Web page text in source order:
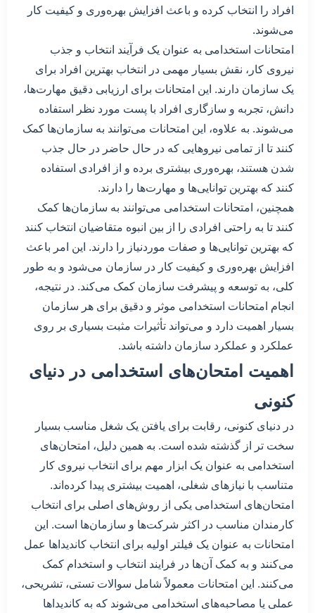
افراد را انتخاب کرده و باعث افزایش بهره‌وری و کیفیت کار
می‌شوند.
امتحانات استخدامی به عنوان یک فرآیند انتخاب و جذب
نیروی کار، نقش بسیار مهمی در انتخاب بهترین افراد برای
یک سازمان دارند. این امتحانات برای ارزیابی دقیق مهارت‌ها،
دانش، تجربه و سازگاری افراد با پست مورد نظر استفاده
می‌شوند. به علاوه، این امتحانات می‌توانند به سازمان‌ها کمک
کنند تا از تمامی نیروهایی که در حال حاضر در حال جذب
شدن هستند، بهره‌وری بیشتری برده و از افرادی استفاده
کنند که بهترین توانایی‌ها و مهارت‌ها را دارند.
همچنین، امتحانات استخدامی می‌توانند به سازمان‌ها کمک
کنند تا به راحتی افرادی را از بین انبوه متقاضیان انتخاب کنند
که بهترین توانایی‌ها و صفات موردنیاز را دارند. این امر باعث
افزایش بهره‌وری و کیفیت کار در سازمان می‌شود و به طور
کلی، به توسعه و پیشرفت سازمان کمک می‌کند. در نتیجه،
انجام امتحانات استخدامی موثر و دقیق برای هر سازمان
بسیار اهمیت دارد و می‌تواند تأثیرات مثبت بسیاری بر روی
عملکرد و عملکرد سازمان داشته باشد.
اهمیت امتحان‌های استخدامی در دنیای
کنونی
در دنیای کنونی، رقابت برای یافتن یک شغل مناسب بسیار
سخت تر از گذشته شده است. به همین دلیل، امتحان‌های
استخدامی به عنوان یک ابزار مهم برای انتخاب نیروی کار
متناسب با نیازهای شغلی، اهمیت بیشتری پیدا کرده‌اند.
امتحان‌های استخدامی یکی از روش‌های اصلی برای انتخاب
کارمندان مناسب در اکثر شرکت‌ها و سازمان‌ها است. این
امتحانات به عنوان یک فیلتر اولیه برای انتخاب کاندیداها عمل
می‌کنند و به کمک آن‌ها در فرایند انتخاب و استخدام کمک
می‌کنند. این امتحانات معمولاً شامل سوالات تستی، تشریحی،
عملی یا مصاحبه‌های استخدامی می‌شوند که به کاندیداها